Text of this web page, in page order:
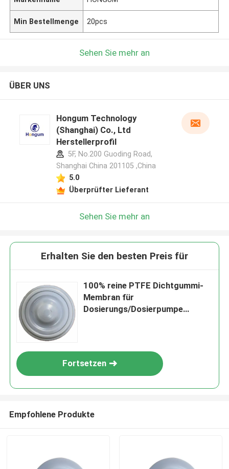
Min Bestellmenge 20pcs
Sehen Sie mehr an
ÜBER UNS
Hongum Technology
(Shanghai) Co., Ltd
Herstellerprofil
5F, No.200 Guoding Road,
Shanghai China 201105 ,China
5.0
Überprüfter Lieferant
Sehen Sie mehr an
Erhalten Sie den besten Preis für
100% reine PTFE Dichtgummi-
Membran für
Dosierungs/Dosierpumpe
Fortsetzen
Empfohlene Produkte